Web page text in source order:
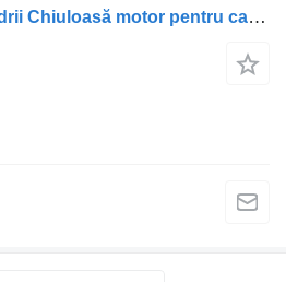
Capul blocului de cilindrii Chiuloasă motor pentru camion Scania – coduri 1846123, 1909203, 1750995, 2062690, 2037442, 2037441, 2057412, 2081239, 2609859, 570997, 570123, 574374